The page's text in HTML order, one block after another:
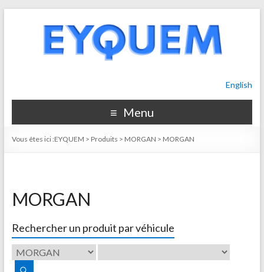
English
Menu
Vous êtes ici :EYQUEM > Produits > MORGAN > MORGAN
MORGAN
Rechercher un produit par véhicule